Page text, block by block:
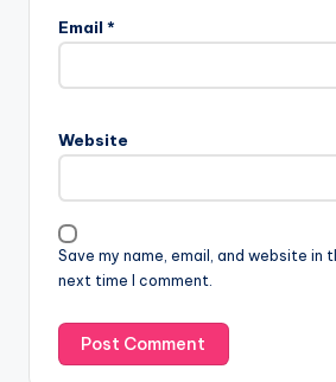
Email *
Website
Save my name, email, and website in
next time I comment.